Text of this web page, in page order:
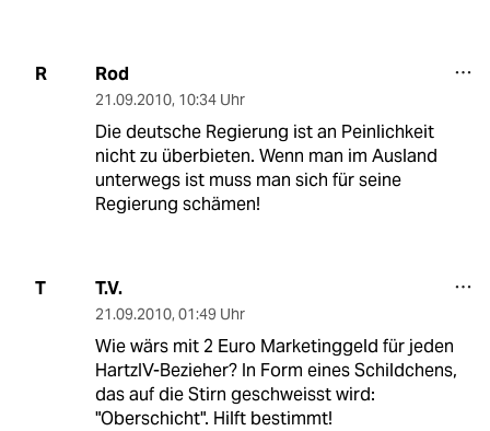
R Rod
21.09.2010, 10:34 Uhr
Die deutsche Regierung ist an Peinlichkeit
nicht zu überbieten. Wenn man im Ausland
unterwegs ist muss man sich für seine
Regierung schämen!
T T.V.
21.09.2010, 01:49 Uhr
Wie wärs mit 2 Euro Marketinggeld für jeden
HartzIV-Bezieher? In Form eines Schildchens,
das auf die Stirn geschweisst wird:
"Oberschicht". Hilft bestimmt!